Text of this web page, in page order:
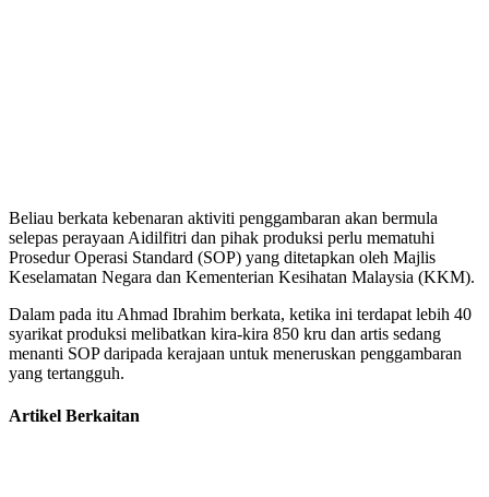
Beliau berkata kebenaran aktiviti penggambaran akan bermula
selepas perayaan Aidilfitri dan pihak produksi perlu mematuhi
Prosedur Operasi Standard (SOP) yang ditetapkan oleh Majlis
Keselamatan Negara dan Kementerian Kesihatan Malaysia (KKM).
Dalam pada itu Ahmad Ibrahim berkata, ketika ini terdapat lebih 40
syarikat produksi melibatkan kira-kira 850 kru dan artis sedang
menanti SOP daripada kerajaan untuk meneruskan penggambaran
yang tertangguh.
Artikel Berkaitan